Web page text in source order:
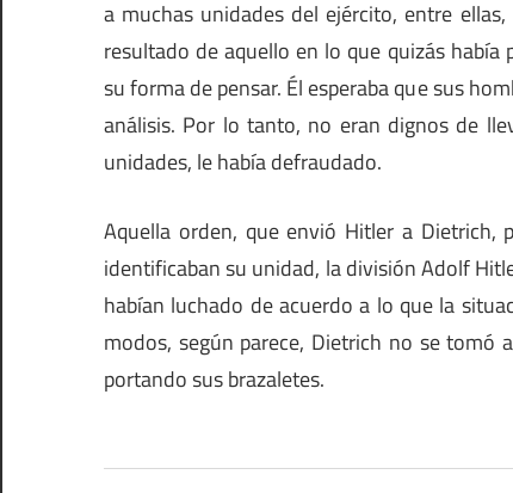
a muchas unidades del ejército, entre ellas,
resultado de aquello en lo que quizás
su forma de pensar. Él esperaba que sus
análisis. Por lo tanto, no eran dignos de
unidades, le había defraudado.
Aquella orden, que envió Hitler a Dietrich,
identificaban su unidad, la división Adolf
habían luchado de acuerdo a lo que la
modos, según parece, Dietrich no se tomó
portando sus brazaletes.